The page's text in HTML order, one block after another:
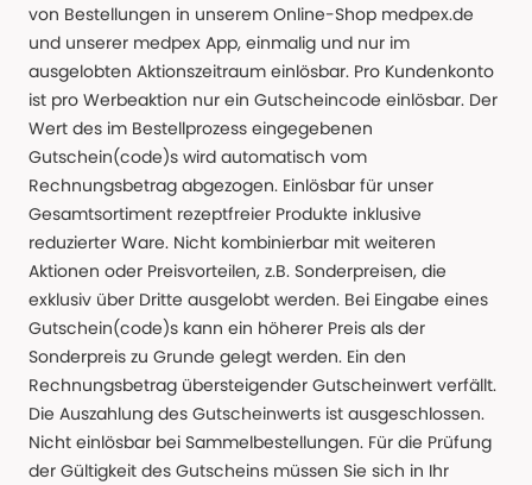
von Bestellungen in unserem Online-Shop medpex.de
und unserer medpex App, einmalig und nur im
ausgelobten Aktionszeitraum einlösbar. Pro Kundenkonto
ist pro Werbeaktion nur ein Gutscheincode einlösbar. Der
Wert des im Bestellprozess eingegebenen
Gutschein(code)s wird automatisch vom
Rechnungsbetrag abgezogen. Einlösbar für unser
Gesamtsortiment rezeptfreier Produkte inklusive
reduzierter Ware. Nicht kombinierbar mit weiteren
Aktionen oder Preisvorteilen, z.B. Sonderpreisen, die
exklusiv über Dritte ausgelobt werden. Bei Eingabe eines
Gutschein(code)s kann ein höherer Preis als der
Sonderpreis zu Grunde gelegt werden. Ein den
Rechnungsbetrag übersteigender Gutscheinwert verfällt.
Die Auszahlung des Gutscheinwerts ist ausgeschlossen.
Nicht einlösbar bei Sammelbestellungen. Für die Prüfung
der Gültigkeit des Gutscheins müssen Sie sich in Ihr